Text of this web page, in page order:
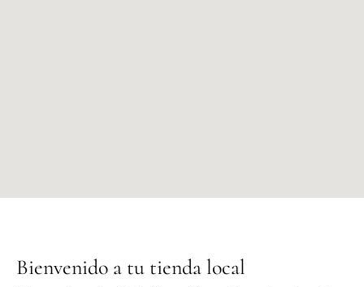
Bienvenido a tu tienda local